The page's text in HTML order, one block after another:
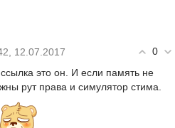
0
12.07.2017
это он. И если память не
рут права и симулятор стима.